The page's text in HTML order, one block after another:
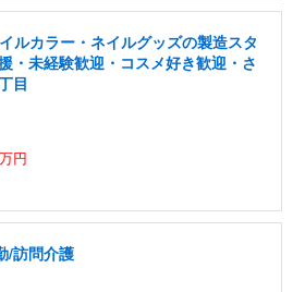
ルカラー・ネイルグッズの製造スタ
・未経験歓迎・コスメ好き歓迎・さ
目
円
/訪問介護